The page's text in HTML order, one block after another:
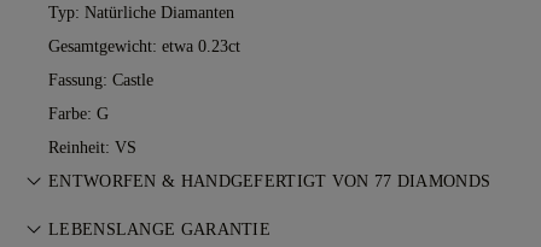
Typ: Natürliche Diamanten
Gesamtgewicht: etwa 0.23ct
Fassung: Castle
Farbe: G
Reinheit: VS
ENTWORFEN & HANDGEFERTIGT VON 77 DIAMONDS
Feinschliff der Schmuckkunst — Stück für Stück. Erleben Sie
LEBENSLANGE GARANTIE